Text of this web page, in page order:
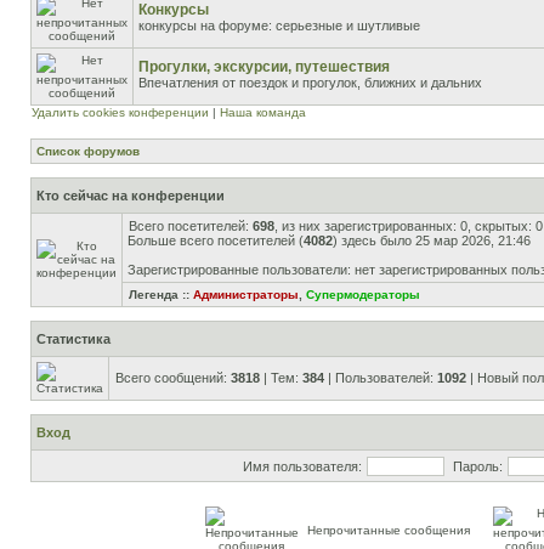
Конкурсы
конкурсы на форуме: серьезные и шутливые
Прогулки, экскурсии, путешествия
Впечатления от поездок и прогулок, ближних и дальних
Удалить cookies конференции | Наша команда
Список форумов
Кто сейчас на конференции
Всего посетителей: 698 , из них зарегистрированных: 0, скрытых:
Больше всего посетителей (4082) здесь было 25 мар 2026, 21:46
Зарегистрированные пользователи: нет зарегистрированных
Легенда :: Администраторы Супермодераторы
Статистика
Всего сообщений: 3818 | Тем: 384 | Пользователей: 1092 | Новый
Вход
Имя пользователя: Пароль:
Непрочитанные сообщения